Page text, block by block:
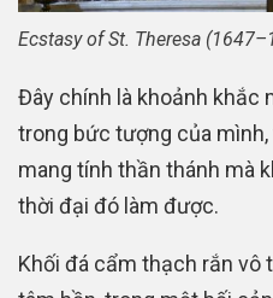
Ecstasy of St. Theresa
Đây chính là khoảnh khắc
trong bức tượng của
mang tính thần thánh mà
thời đại đó làm được.
Khối đá cẩm thạch rắn vô